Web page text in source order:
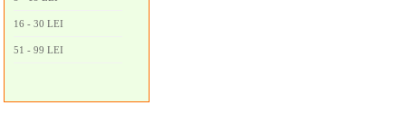
16 - 30 LEI
51 - 99 LEI